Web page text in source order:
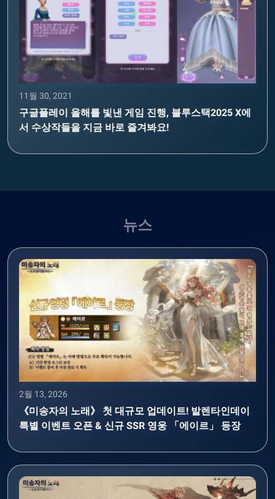
11월 30, 2021
구글플레이 올해를 빛낸 게임 진행, 블루스택2025 X에
서 수상작들을 지금 바로 즐겨봐요!
뉴스
2월 13, 2026
《미송자의 노래》 첫 대규모 업데이트! 발렌타인데이
특별 이벤트 오픈 & 신규 SSR 영웅 「에이르」 등장